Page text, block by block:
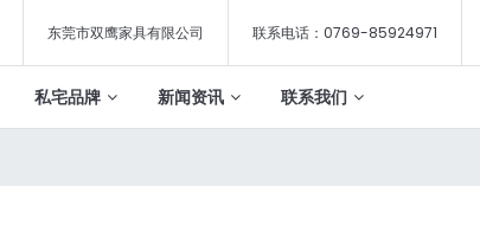
东莞市双鹰家具有限公司 联系电话：0769-85924971
私宅品牌 新闻资讯 联系我们